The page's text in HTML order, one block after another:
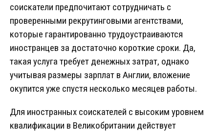
соискатели предпочитают сотрудничать с
проверенными рекрутинговыми агентствами,
которые гарантированно трудоустраиваются
иностранцев за достаточно короткие сроки. Да,
такая услуга требует денежных затрат, однако
учитывая размеры зарплат в Англии, вложение
окупится уже спустя несколько месяцев работы.
Для иностранных соискателей с высоким уровнем
квалификации в Великобритании действует